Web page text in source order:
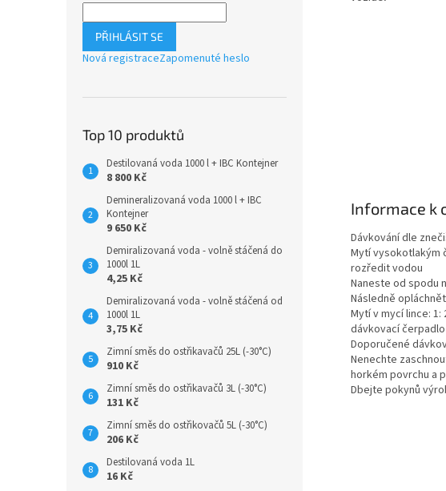
PŘIHLÁSIT SE
Nová registraceZapomenuté heslo
Top 10 produktů
Destilovaná voda 1000 l + IBC Kontejner
8 800 Kč
Demineralizovaná voda 1000 l + IBC
Kontejner
9 650 Kč
Demiralizovaná voda - volně stáčená do
1000l 1L
4,25 Kč
Demiralizovaná voda - volně stáčená od
1000l 1L
3,75 Kč
Zimní směs do ostřikavačů 25L (-30°C)
910 Kč
Zimní směs do ostřikavačů 3L (-30°C)
131 Kč
Zimní směs do ostřikovačů 5L (-30°C)
206 Kč
Destilovaná voda 1L
16 Kč
Informace k
Dávkování dle
Mytí vysokotlakým
rozředit vodou
Naneste od spodu
Následně
Mytí v mycí lince: 1:
dávkovací čerpadlo
Doporučené
Nenechte
horkém povrchu a
Dbejte pokynů